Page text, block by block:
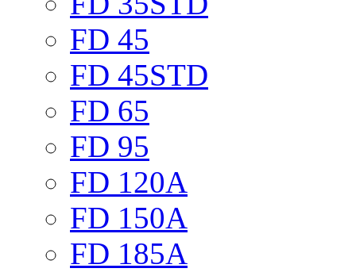
FD 45
FD 45STD
FD 65
FD 95
FD 120A
FD 150A
FD 185A